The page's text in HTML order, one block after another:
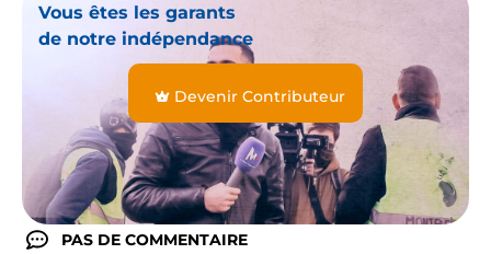
Vous êtes les garants
de notre indépendance
Devenir Contributeur
PAS DE COMMENTAIRE